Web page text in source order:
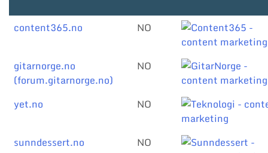
content365.no NO
gitarnorge.no
(forum.gitarnorge.no)
NO
yet.no NO
sunndessert.no NO